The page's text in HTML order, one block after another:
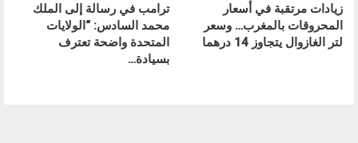
زيادات مرتقبة في أسعار
المحروقات بالمغرب… وسعر
لتر الغازوال يتجاوز 14 درهما
ترامب في رسالة إلى الملك
محمد السادس: “الولايات
المتحدة واضحة تعترف
بسيادة…